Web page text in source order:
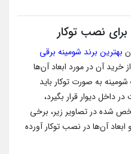
نصب توکار
بهترین برند شومینه برقی
آن در مورد ابعاد آن‌ها
به صورت توکار باید
داخل دیوار قرار بگیرد،
شده در تصاویر زیر، برخی
آن‌ها در نصب توکار آورده